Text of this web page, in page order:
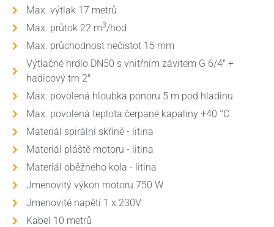
Max. výtlak 17 metrů
Max. průtok 22 m3/hod
Max. průchodnost nečistot 15 mm
Výtlačné hrdlo DN50 s vnitřním závitem G 6/4" +
hadicový trn 2"
Max. povolená hloubka ponoru 5 m pod hladinu
Max. povolená teplota čerpané kapaliny +40 °C
Materiál spirální skříně - litina
Materiál pláště motoru - litina
Materiál oběžného kola - litina
Jmenovitý výkon motoru 750 W
Jmenovité napětí 1 x 230V
Kabel 10 metrů